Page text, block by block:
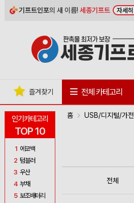
기프트인포의 새 이름!세종기프트 자세히
인기카테고리
TOP 10
1 에코백
2 텀블러
3 우산
4 부채
5 보조배터리
즐겨찾기 전체 카테고리
홈 USB/디지털/가전
전체